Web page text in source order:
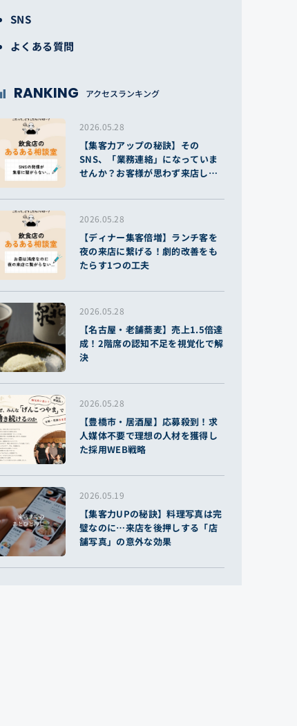
SNS
よくある質問
RANKING アクセスランキング
2026.05.28
【集客力アップの秘訣】その
SNS、「業務連絡」になっていま
せんか？お客様が思わず来店した
2026.05.28
【ディナー集客倍増】ランチ客を
夜の来店に繋げる！劇的改善をも
たらす1つの工夫
2026.05.28
【名古屋・老舗蕎麦】売上1.5倍達
成！2階席の認知不足を視覚化で解
決
2026.05.28
【豊橋市・居酒屋】応募殺到！求
人媒体不要で理想の人材を獲得し
た採用WEB戦略
2026.05.19
【集客力UPの秘訣】料理写真は完
璧なのに…来店を後押しする「店
舗写真」の意外な効果